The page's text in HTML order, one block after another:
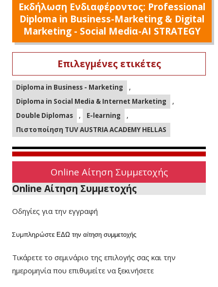
Εκδήλωση Ενδιαφέροντος: Professional
Diploma in Business-Marketing & Digital
Marketing - Social Mediα-AI STRATEGY
Επιλεγμένες ετικέτες
Diploma in Business - Marketing ,
Diploma in Social Media & Internet Marketing ,
Double Diplomas , E-learning ,
Πιστοποίηση TUV AUSTRIA ACADEMY HELLAS
Online Αίτηση Συμμετοχής
Online Αίτηση Συμμετοχής
Οδηγίες για την εγγραφή
Συμπληρώστε ΕΔΩ την αίτηση συμμετοχής
Τικάρετε το σεμινάριο της επιλογής σας και την
ημερομηνία που επιθυμείτε να ξεκινήσετε